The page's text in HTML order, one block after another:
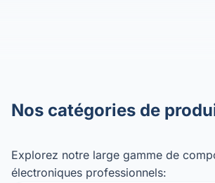
Nos catégories de
Explorez notre large gamme de
électroniques professionnels: